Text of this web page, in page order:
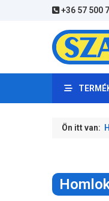
+36 57 500
Ön itt van: